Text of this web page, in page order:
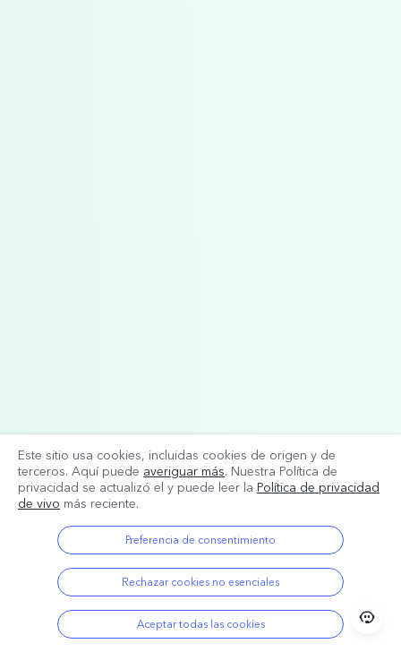
Este sitio usa cookies, incluidas cookies de origen y de
terceros. Aquí puede averiguar más. Nuestra Política de
privacidad se actualizó el y puede leer la Política de privacidad
de vivo más reciente.
Preferencia de consentimiento
Rechazar cookies no esenciales
Aceptar todas las cookies